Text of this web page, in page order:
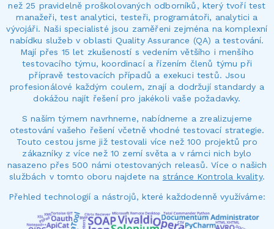
než 25 pravidelně proškolovaných odborníků, který tvoří test
manažeři, test analytici, testeři, programátoři, analytici a
vývojáři. Naši specialisté jsou zaměřeni zejména na komplexní
nabídku služeb v oblasti Quality Assurance (QA) a testování.
Mají přes 15 let zkušeností s vedením většího i menšího
testovacího týmu, koordinací a řízením členů týmu při
přípravě testovacích případů a exekuci testů. Jsou
profesionálové každým coulem, znají a dodržují standardy a
dokážou najít řešení pro jakékoli vaše požadavky.
S naším týmem navrhneme, nabídneme a zrealizujeme
otestování vašeho řešení včetně vhodné testovací strategie.
Touto cestou jsme již testovali více než 100 projektů pro
zákazníky z více než 10 zemí světa a v rámci nich bylo
nasazeno přes 500 námi otestovaných releasů. Více o našich
službách v tomto oboru najdete na stránce Kontrola kvality.
Přehled technologií a nástrojů, které každodenně využíváme: